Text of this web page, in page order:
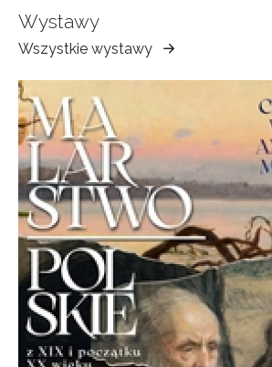
Wystawy
Wszystkie wystawy
Muzeum
Ziemi
Tarnowskiej